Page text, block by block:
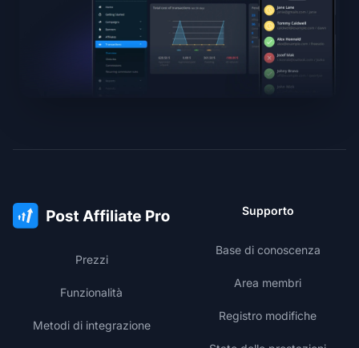
Prezzi
Funzionalità
Metodi di integrazione
Supporto
Base di conoscenza
Area membri
Registro modifiche